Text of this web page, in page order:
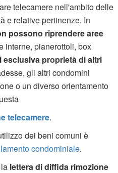
telecamere nell'ambito delle
e relative pertinenze. In
possono riprendere aree
interne, pianerottoli, box
esclusiva proprietà di altri
gli altri condomini
o un diverso orientamento
telecamere.
dei beni comuni è
condominiale.
lettera di diffida rimozione